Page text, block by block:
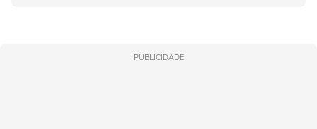
PUBLICIDADE